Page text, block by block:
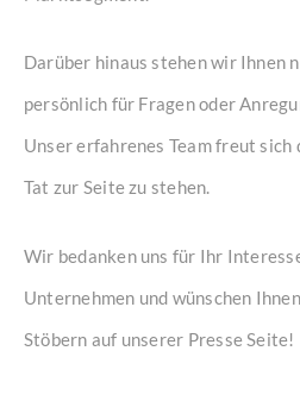
Darüber hinaus stehen wir Ihnen
persönlich für Fragen oder
Unser erfahrenes Team freut sich
Tat zur Seite zu stehen.
Wir bedanken uns für Ihr
Unternehmen und wünschen
Stöbern auf unserer Presse Seite!